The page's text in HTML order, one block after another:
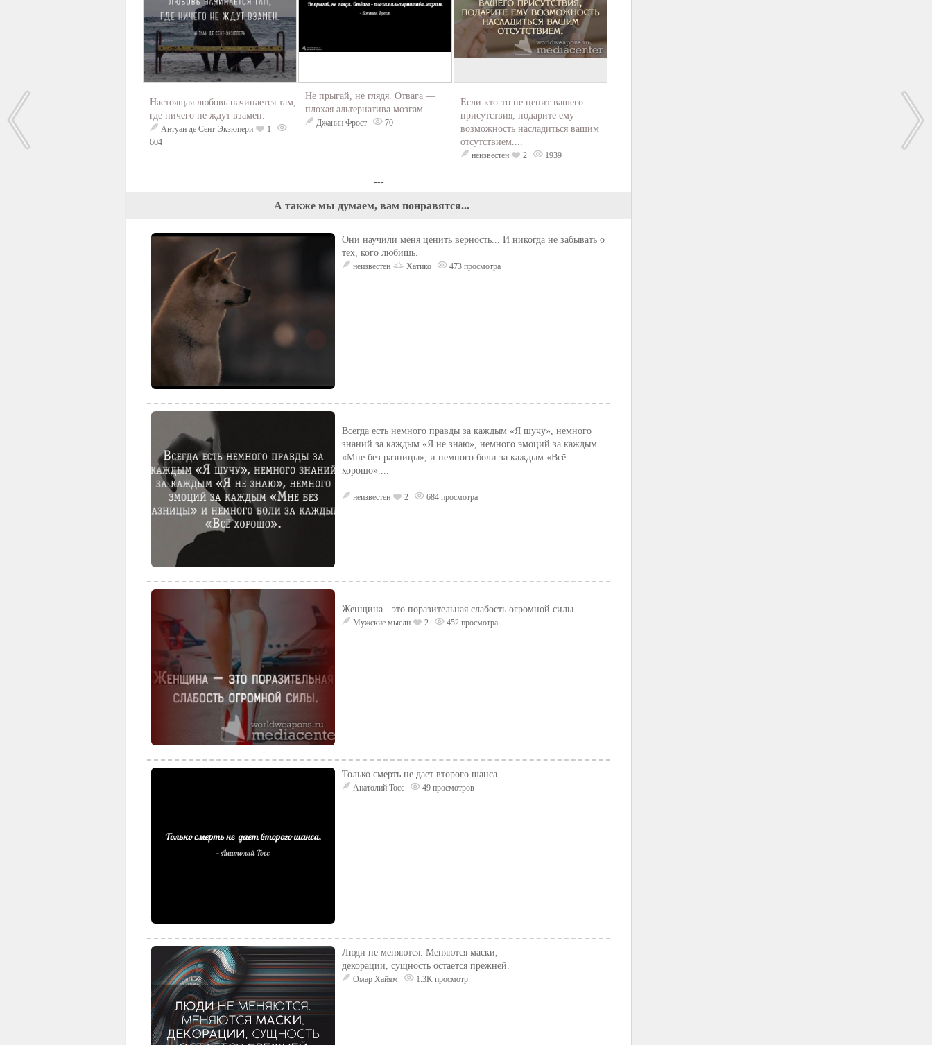
Настоящая любовь начинается там,
где ничего не ждут взамен.
Антуан де Сент-Экзюпери
1
604
Не прыгай, не глядя. Отвага —
плохая альтернатива мозгам.
Джанин Фрост 70
Если кто-то не ценит вашего
присутствия, подарите ему
возможность насладиться вашим
отсутствием....
неизвестен 2 1939
---
А также мы думаем, вам понравятся...
Они научили меня ценить верность... И никогда не забывать о
тех, кого любишь.
неизвестен Хатико 473 просмотра
Всегда есть немного правды за каждым «Я шучу», немного
знаний за каждым «Я не знаю», немного эмоций за каждым
«Мне без разницы», и немного боли за каждым «Всё
хорошо»....
неизвестен 2 684 просмотра
Женщина - это поразительная слабость огромной силы.
Мужские мысли 2 452 просмотра
Только смерть не дает второго шанса.
Анатолий Тосс 49 просмотров
Люди не меняются. Меняются маски,
декорации, сущность остается прежней.
Омар Хайям 1.3K просмотр